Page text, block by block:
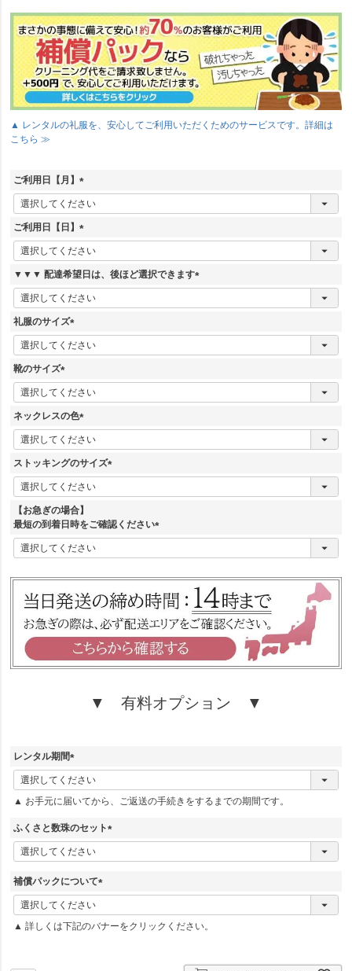
▲ レンタルの礼服を、安心してご利用いただくためのサービスです。詳細は
こちら ≫
ご利用日【月】
(
必
須
)
ご利用日【日】
(
必
須
)
▼▼▼ 配達希望日は、後ほど選択できます
(
必
)
礼服のサイズ
(
必
)
靴のサイズ
(
必
須
)
ネックレスの色
(
必
須
)
ストッキングのサイズ
(
必
)
【お急ぎの場合】
最短の到着日時をご確認ください
(
必
▼ 有料オプション ▼
レンタル期間
(
必
須
▲ お手元に届いてから、ご返送の手続きをするまでの期間です。
ふくさと数珠のセット
(
必
補償パックについて
(
必
須
▲ 詳しくは下記のバナーをクリックください。